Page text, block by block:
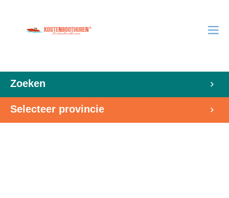
Zoeken
Selecteer provincie